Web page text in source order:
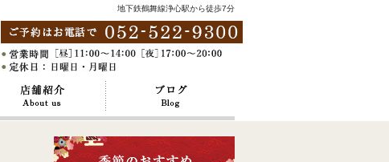
地下鉄鶴舞線浄心駅から徒歩7分